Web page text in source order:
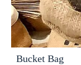
Bucket Bag